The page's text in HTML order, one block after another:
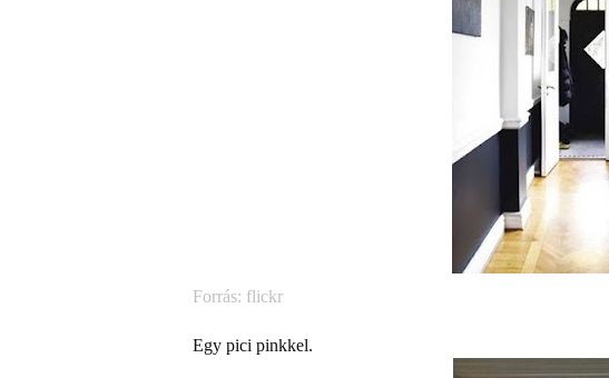
Forrás: flickr
Egy pici pinkkel.